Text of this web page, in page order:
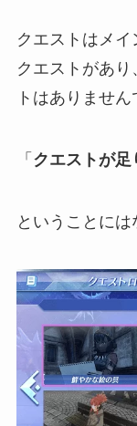
クエストはメ
クエストがあ
トはありません
「 クエストが
ということには